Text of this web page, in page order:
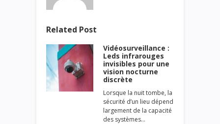
Related Post
Vidéosurveillance :
Leds infrarouges
invisibles pour une
vision nocturne
discrète
Lorsque la nuit tombe, la
sécurité d’un lieu dépend
largement de la capacité
des systèmes…